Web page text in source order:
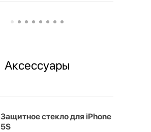
Аксессуары
Защитное стекло для iPhone
5S